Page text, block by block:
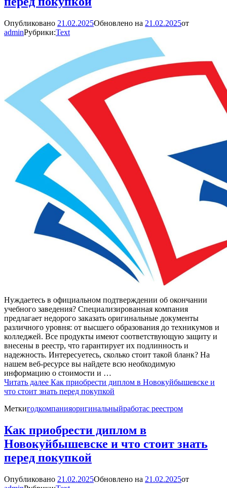
Опубликовано 21.02.2025Обновлено на 21.02.2025от
adminРубрики:Text
Нуждаетесь в официальном подтверждении об окончании
учебного заведения? Специализированная компания
предлагает недорого заказать оригинальные документы
различного уровня: от высшего образования до техникумов и
колледжей. Все продукты имеют соответствующую защиту и
внесены в реестр, что гарантирует их подлинность и
надежность. Интересуетесь, сколько стоит такой бланк? На
нашем веб-ресурсе вы найдете всю необходимую
информацию о стоимости и …
Читать далее Как приобрести диплом в Новокуйбышевске и
что стоит знать перед покупкой
Меткигодкомпанияоригинальныйработас реестром
Как приобрести диплом в
Новокуйбышевске и что стоит знать
перед покупкой
Опубликовано 21.02.2025Обновлено на 21.02.2025от